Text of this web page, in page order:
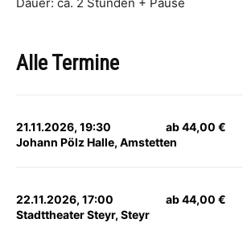
Alle Termine
21.11.2026, 19:30
Johann Pölz Halle, Amstetten
ab 44,00 €
22.11.2026, 17:00
Stadttheater Steyr, Steyr
ab 44,00 €